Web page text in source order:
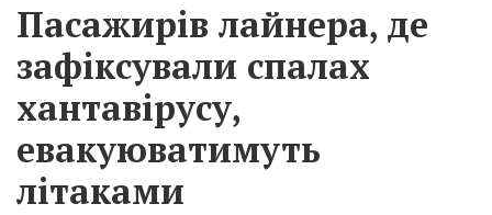
Пасажирів лайнера, де
зафіксували спалах
хантавірусу,
евакуюватимуть
літаками